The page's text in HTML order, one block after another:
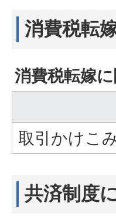
消費税転
消費税転嫁
取引かけこ
共済制度